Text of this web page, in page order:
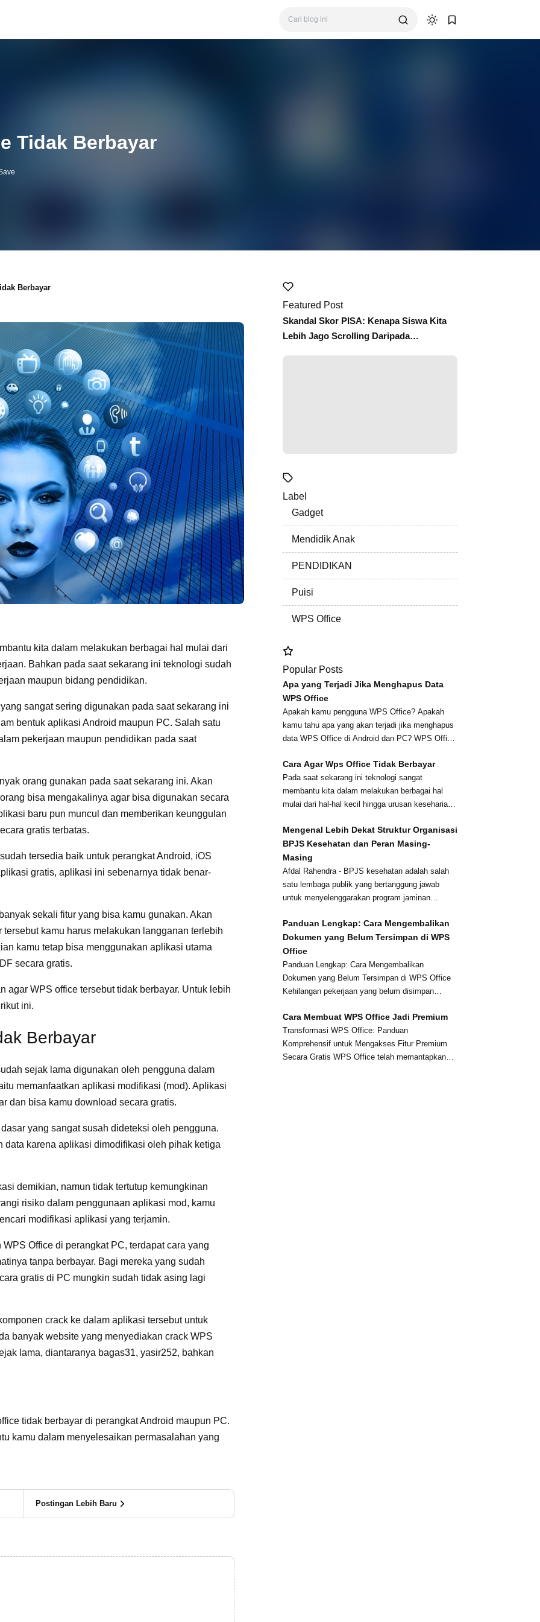
Tidak Berbayar
Berbayar
kita dalam melakukan berbagai hal mulai dari
Bahkan pada saat sekarang ini teknologi sudah
maupun bidang pendidikan.
sangat sering digunakan pada saat sekarang ini
bentuk aplikasi Android maupun PC. Salah satu
pekerjaan maupun pendidikan pada saat
orang gunakan pada saat sekarang ini. Akan
bisa mengakalinya agar bisa digunakan secara
baru pun muncul dan memberikan keunggulan
gratis terbatas.
tersedia baik untuk perangkat Android, iOS
gratis, aplikasi ini sebenarnya tidak benar-
sekali fitur yang bisa kamu gunakan. Akan
kamu harus melakukan langganan terlebih
kamu tetap bisa menggunakan aplikasi utama
secara gratis.
agar WPS office tersebut tidak berbayar. Untuk lebih
ini.
Berbayar
sejak lama digunakan oleh pengguna dalam
memanfaatkan aplikasi modifikasi (mod). Aplikasi
dan bisa kamu download secara gratis.
yang sangat susah dideteksi oleh pengguna.
karena aplikasi dimodifikasi oleh pihak ketiga
demikian, namun tidak tertutup kemungkinan
risiko dalam penggunaan aplikasi mod, kamu
modifikasi aplikasi yang terjamin.
Office di perangkat PC, terdapat cara yang
tanpa berbayar. Bagi mereka yang sudah
gratis di PC mungkin sudah tidak asing lagi
crack ke dalam aplikasi tersebut untuk
banyak website yang menyediakan crack WPS
lama, diantaranya bagas31, yasir252, bahkan
tidak berbayar di perangkat Android maupun PC.
kamu dalam menyelesaikan permasalahan yang
Postingan Lebih Baru
Featured Post
Skandal Skor PISA: Kenapa Siswa Kita
Lebih Jago Scrolling Daripada
Label
Gadget
Mendidik Anak
PENDIDIKAN
Puisi
WPS Office
Popular Posts
Apa yang Terjadi Jika Menghapus Data
WPS Office
Apakah kamu pengguna WPS Office? Apakah
kamu tahu apa yang akan terjadi jika menghapus
data WPS Office di Android dan PC? WPS Office
Cara Agar Wps Office Tidak Berbayar
Pada saat sekarang ini teknologi sangat
membantu kita dalam melakukan berbagai hal
mulai dari hal-hal kecil hingga urusan keseharian
Mengenal Lebih Dekat Struktur Organisasi
BPJS Kesehatan dan Peran Masing-
Masing
Afdal Rahendra - BPJS kesehatan adalah salah
satu lembaga publik yang bertanggung jawab
untuk menyelenggarakan program jaminan
Panduan Lengkap: Cara Mengembalikan
Dokumen yang Belum Tersimpan di WPS
Office
Panduan Lengkap: Cara Mengembalikan
Dokumen yang Belum Tersimpan di WPS Office
Kehilangan pekerjaan yang belum disimpan
Cara Membuat WPS Office Jadi Premium
Transformasi WPS Office: Panduan
Komprehensif untuk Mengakses Fitur Premium
Secara Gratis WPS Office telah memantapkan